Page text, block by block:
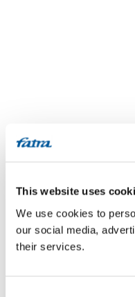
This website uses
We use cookies to
our social media,
their services.